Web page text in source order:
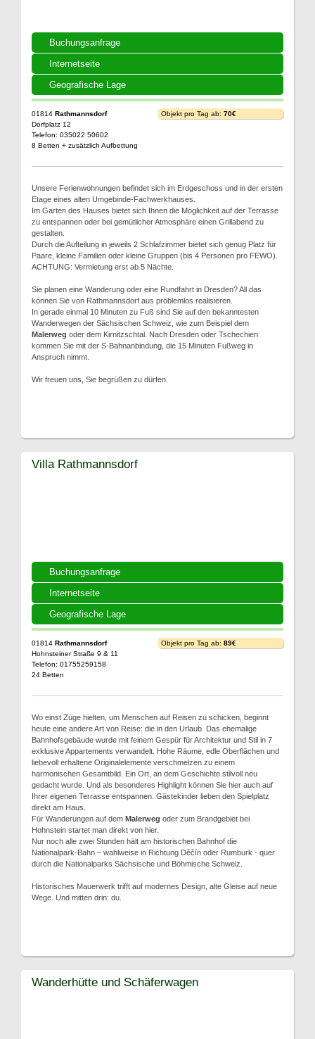
Buchungsanfrage
Internetseite
Geografische Lage
01814 Rathmannsdorf
Dorfplatz 12
Telefon: 035022 50602
8 Betten + zusätzlich Aufbettung
Objekt pro Tag ab: 70€
Unsere Ferienwohnungen befindet sich im Erdgeschoss und in der ersten
Etage eines alten Umgebinde-Fachwerkhauses.
Im Garten des Hauses bietet sich Ihnen die Möglichkeit auf der Terrasse
zu entspannen oder bei gemütlicher Atmosphäre einen Grillabend zu
gestalten.
Durch die Aufteilung in jeweils 2 Schlafzimmer bietet sich genug Platz für
Paare, kleine Familien oder kleine Gruppen (bis 4 Personen pro FEWO).
ACHTUNG: Vermietung erst ab 5 Nächte.
Sie planen eine Wanderung oder eine Rundfahrt in Dresden? All das
können Sie von Rathmannsdorf aus problemlos realisieren.
In gerade einmal 10 Minuten zu Fuß sind Sie auf den bekanntesten
Wanderwegen der Sächsischen Schweiz, wie zum Beispiel dem
Malerweg oder dem Kirnitzschtal. Nach Dresden oder Tschechien
kommen Sie mit der S-Bahnanbindung, die 15 Minuten Fußweg in
Anspruch nimmt.
Wir freuen uns, Sie begrüßen zu dürfen.
Buchungsanfrage
Internetseite
Geografische Lage
Villa Rathmannsdorf
01814 Rathmannsdorf
Hohnsteiner Straße 9 & 11
Telefon: 01755259158
24 Betten
Objekt pro Tag ab: 89€
Wo einst Züge hielten, um Menschen auf Reisen zu schicken, beginnt
heute eine andere Art von Reise: die in den Urlaub. Das ehemalige
Bahnhofsgebäude wurde mit feinem Gespür für Architektur und Stil in 7
exklusive Appartements verwandelt. Hohe Räume, edle Oberflächen und
liebevoll erhaltene Originalelemente verschmelzen zu einem
harmonischen Gesamtbild. Ein Ort, an dem Geschichte stilvoll neu
gedacht wurde. Und als besonderes Highlight können Sie hier auch auf
Ihrer eigenen Terrasse entspannen. Gästekinder lieben den Spielplatz
direkt am Haus.
Für Wanderungen auf dem Malerweg oder zum Brandgebiet bei
Hohnstein startet man direkt von hier.
Nur noch alle zwei Stunden hält am historischen Bahnhof die
Nationalpark-Bahn – wahlweise in Richtung Děčín oder Rumburk - quer
durch die Nationalparks Sächsische und Böhmische Schweiz.
Historisches Mauerwerk trifft auf modernes Design, alte Gleise auf neue
Wege. Und mitten drin: du.
Wanderhütte und Schäferwagen